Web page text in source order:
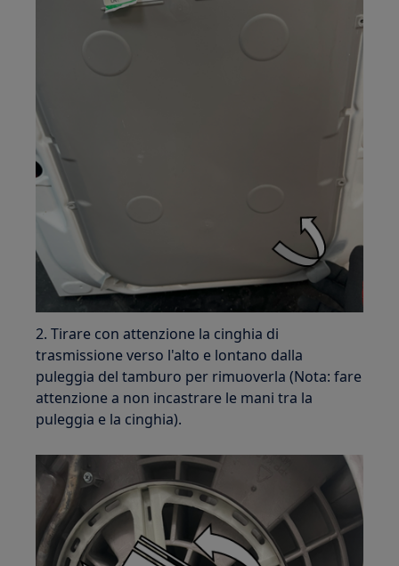
2. Tirare con attenzione la cinghia di
trasmissione verso l'alto e lontano dalla
puleggia del tamburo per rimuoverla (Nota: fare
attenzione a non incastrare le mani tra la
puleggia e la cinghia).